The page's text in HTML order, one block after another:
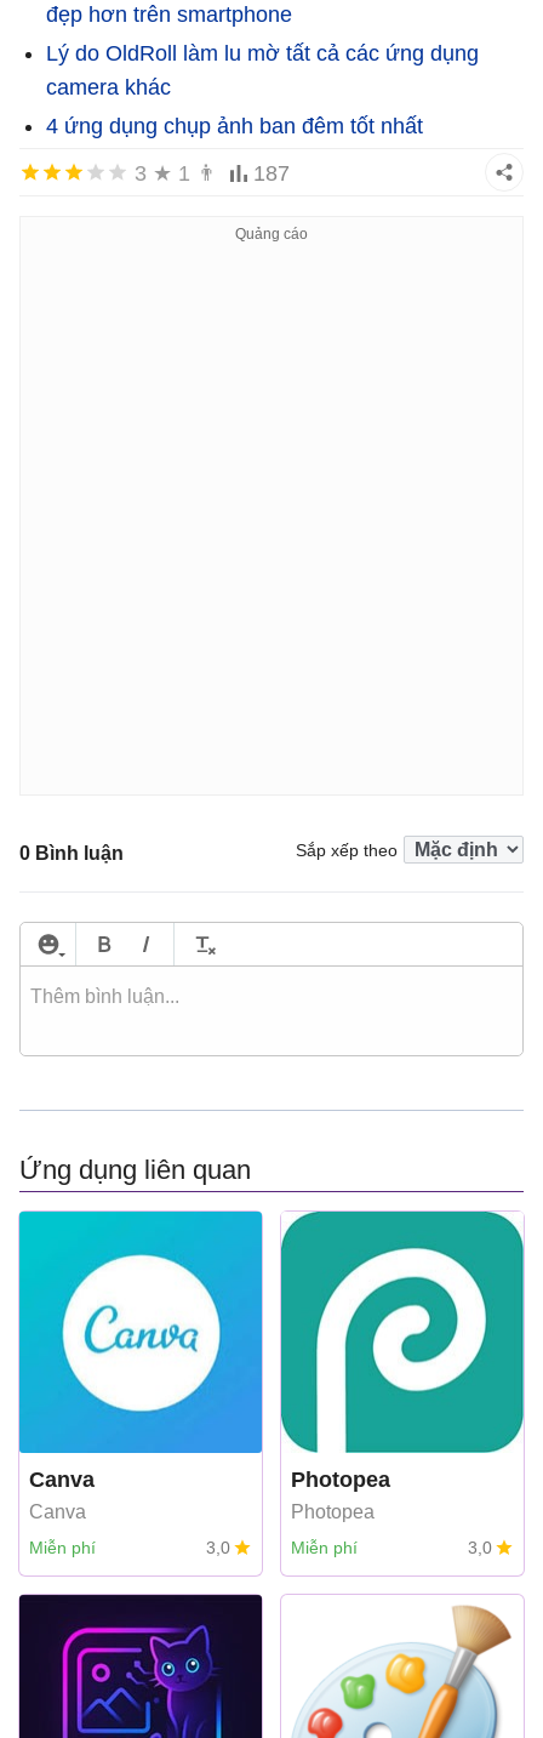
đẹp hơn trên smartphone
Lý do OldRoll làm lu mờ tất cả các ứng dụng
camera khác
4 ứng dụng chụp ảnh ban đêm tốt nhất
3 ★ 1 👨 187
0 Bình luận Sắp xếp theo
Ứng dụng liên quan
Canva
Canva
Miễn phí 3,0
Photopea
Photopea
Miễn phí 3,0